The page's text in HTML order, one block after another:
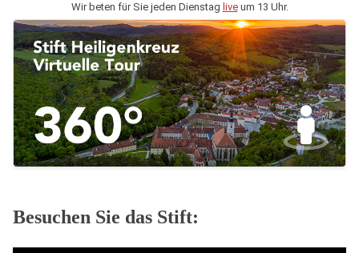
Wir beten für Sie jeden Dienstag liveum 13 Uhr.
Besuchen Sie das Stift: